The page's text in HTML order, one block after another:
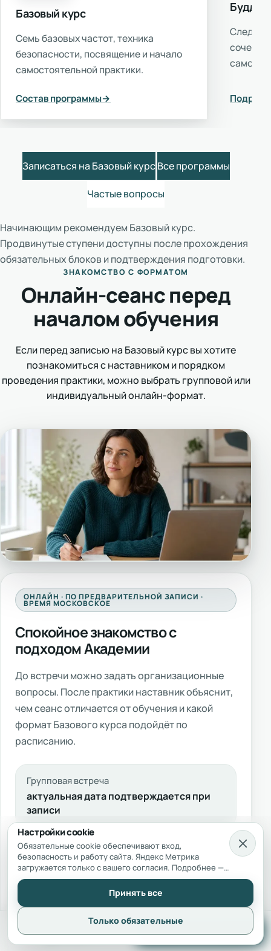
Базовый курс
Семь базовых частот, техника
безопасности, посвящение и начало
самостоятельной практики.
Состав программы
Записаться на Базовый курс Все программы
Частые вопросы
Начинающим рекомендуем Базовый курс.
Продвинутые ступени доступны после прохождения
обязательных блоков и подтверждения подготовки.
ЗНАКОМСТВО С ФОРМАТОМ
Онлайн-сеанс перед
началом обучения
Если перед записью на Базовый курс вы хотите
познакомиться с наставником и порядком
проведения практики, можно выбрать групповой или
индивидуальный онлайн-формат.
ОНЛАЙН · ПО ПРЕДВАРИТЕЛЬНОЙ ЗАПИСИ ·
ВРЕМЯ МОСКОВСКОЕ
Спокойное знакомство с
подходом Академии
До встречи можно задать организационные
вопросы. После практики наставник объяснит,
чем сеанс отличается от обучения и какой
формат Базового курса подойдёт по
расписанию.
Групповая встреча
актуальная дата подтверждается при
записи
Индивидуальная встреча
время и продолжительность
согласуются заранее
Настройки cookie
Обязательные cookie обеспечивают вход,
безопасность и работу сайта. Яндекс Метрика
загружается только с вашего согласия. Подробнее — в
Политике использования cookieиСогласии на
обработку персональных данных.
Принять все
Только обязательные